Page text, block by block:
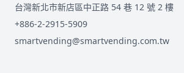
台灣新北市新店區中正路 54 巷 12 號 2 樓
+886-2-2915-5909
smartvending@smartvending.com.tw